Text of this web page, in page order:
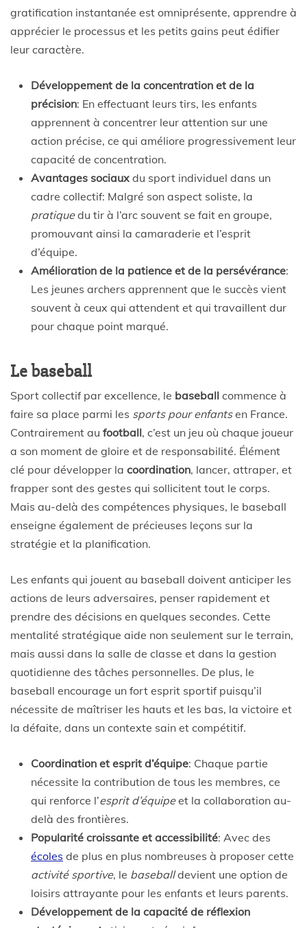
gratification instantanée est omniprésente, apprendre à
apprécier le processus et les petits gains peut édifier
leur caractère.
Développement de la concentration et de la
précision: En effectuant leurs tirs, les enfants
apprennent à concentrer leur attention sur une
action précise, ce qui améliore progressivement leur
capacité de concentration.
Avantages sociaux du sport individuel dans un
cadre collectif: Malgré son aspect soliste, la
pratiquedu tir à l’arc souvent se fait en groupe,
promouvant ainsi la camaraderie et l’esprit
d’équipe.
Amélioration de la patience et de la persévérance:
Les jeunes archers apprennent que le succès vient
souvent à ceux qui attendent et qui travaillent dur
pour chaque point marqué.
Le baseball
Sport collectif par excellence, le baseball commence à
faire sa place parmi les sports pour enfantsen France.
Contrairement au football, c’est un jeu où chaque joueur
a son moment de gloire et de responsabilité. Élément
clé pour développer la coordination, lancer, attraper, et
frapper sont des gestes qui sollicitent tout le corps.
Mais au-delà des compétences physiques, le baseball
enseigne également de précieuses leçons sur la
stratégie et la planification.
Les enfants qui jouent au baseball doivent anticiper les
actions de leurs adversaires, penser rapidement et
prendre des décisions en quelques secondes. Cette
mentalité stratégique aide non seulement sur le terrain,
mais aussi dans la salle de classe et dans la gestion
quotidienne des tâches personnelles. De plus, le
baseball encourage un fort esprit sportif puisqu’il
nécessite de maîtriser les hauts et les bas, la victoire et
la défaite, dans un contexte sain et compétitif.
Coordination et esprit d’équipe: Chaque partie
nécessite la contribution de tous les membres, ce
qui renforce l’esprit d’équipeet la collaboration au-
delà des frontières.
Popularité croissante et accessibilité: Avec des
écoles de plus en plus nombreuses à proposer cette
activité sportive, le baseballdevient une option de
loisirs attrayante pour les enfants et leurs parents.
Développement de la capacité de réflexion